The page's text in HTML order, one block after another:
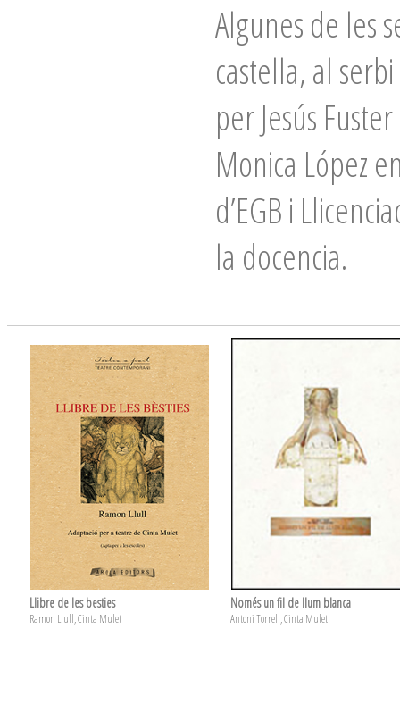
Algunes de les
castella, al
per Jesús
Monica López
d’EGB i
la docencia.
Llibre de les besties
Ramon Llull, Cinta Mulet
Només un fil de llum blanca
Antoni Torrell, Cinta Mulet